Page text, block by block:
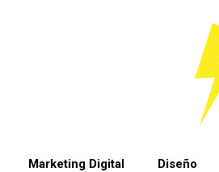
Marketing Digital Diseño